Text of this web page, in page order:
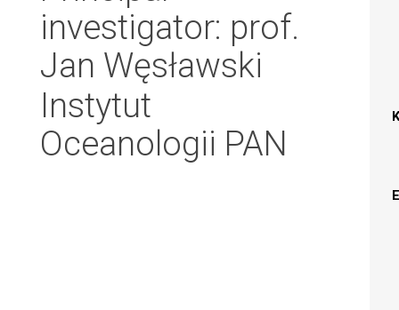
investigator: prof.
Jan Węsławski
Instytut
Oceanologii PAN